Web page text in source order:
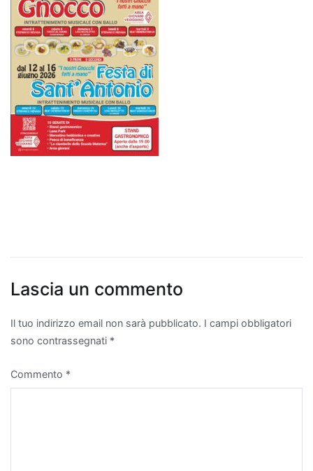
Lascia un commento
Il tuo indirizzo email non sarà pubblicato. I campi obbligatori
sono contrassegnati *
Commento *